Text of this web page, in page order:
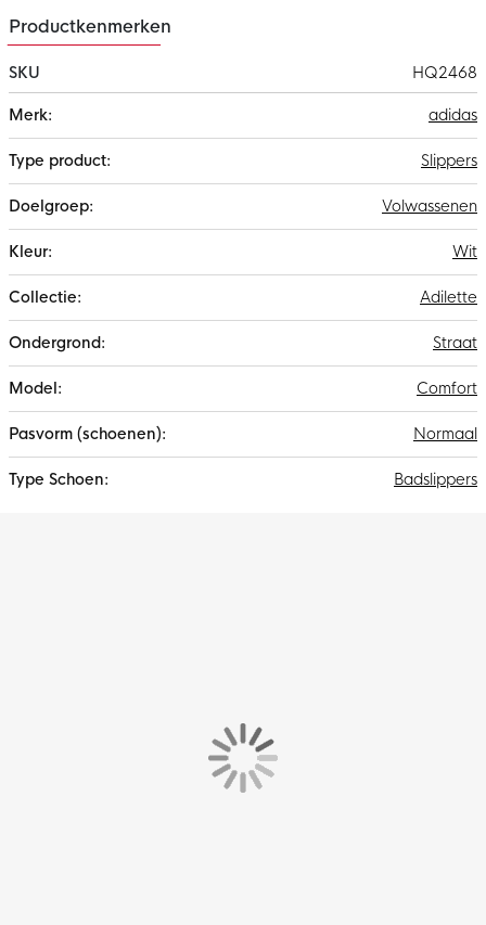
Productkenmerken
SKU
HQ2468
informatie
adidas
Slippers
Volwassenen
Wit
Adilette
Straat
Comfort
Normaal
Badslippers